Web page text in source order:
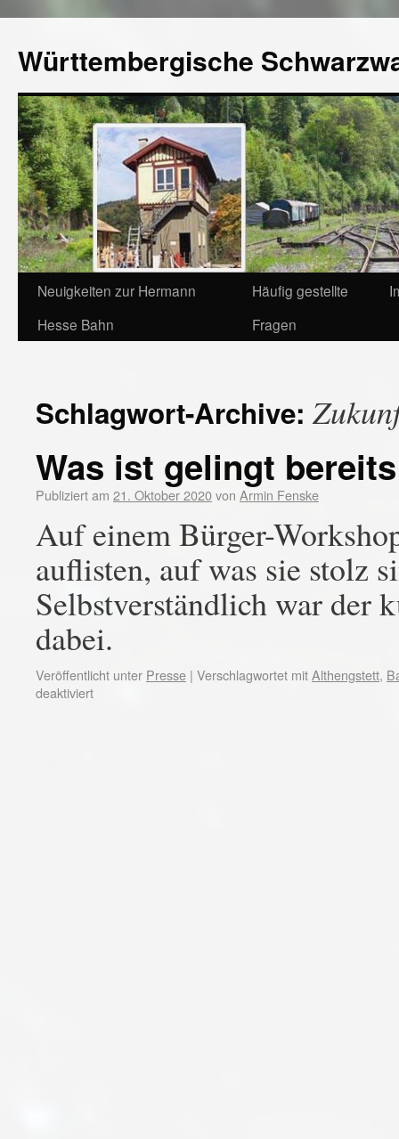
Württembergische
Neuigkeiten zur Hermann
Hesse Bahn
Häufig gestellte
Fragen
Schlagwort-Archive:
Was ist gelingt
Publiziert am 21. Oktober 2020von Armin Fenske
Auf einem Bürger-
auflisten, auf was sie stolz
Selbstverständlich war der
dabei.
Veröffentlicht unter Presse | Verschlagwortet mitAlthengstett,
deaktiviert